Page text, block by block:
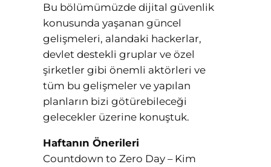
Bu bölümümüzde dijital güvenlik
konusunda yaşanan güncel
gelişmeleri, alandaki hackerlar,
devlet destekli gruplar ve özel
şirketler gibi önemli aktörleri ve
tüm bu gelişmeler ve yapılan
planların bizi götürebileceği
gelecekler üzerine konuştuk.
Haftanın Önerileri
Countdown to Zero Day – Kim